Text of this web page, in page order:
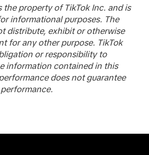
the property of TikTok Inc. and is
informational purposes. The
distribute, exhibit or otherwise
for any other purpose. TikTok
or responsibility to
information contained in this
does not guarantee